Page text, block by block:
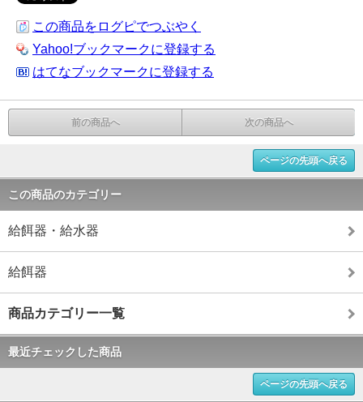
この商品をログピでつぶやく
Yahoo!ブックマークに登録する
はてなブックマークに登録する
前の商品へ 次の商品へ
ページの先頭へ戻る
この商品のカテゴリー
給餌器・給水器
給餌器
商品カテゴリー一覧
最近チェックした商品
ページの先頭へ戻る